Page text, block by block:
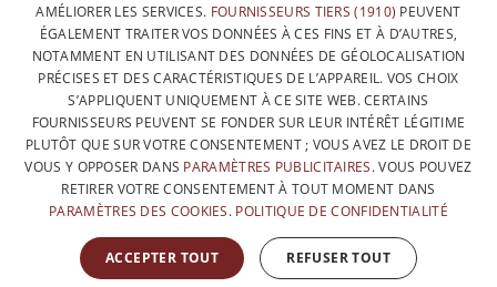
AMÉLIORER LES SERVICES. FOURNISSEURS TIERS (1910) PEUVENT
ÉGALEMENT TRAITER VOS DONNÉES À CES FINS ET À D’AUTRES,
NOTAMMENT EN UTILISANT DES DONNÉES DE GÉOLOCALISATION
PRÉCISES ET DES CARACTÉRISTIQUES DE L’APPAREIL. VOS CHOIX
S’APPLIQUENT UNIQUEMENT À CE SITE WEB. CERTAINS
FOURNISSEURS PEUVENT SE FONDER SUR LEUR INTÉRÊT LÉGITIME
PLUTÔT QUE SUR VOTRE CONSENTEMENT ; VOUS AVEZ LE DROIT DE
VOUS Y OPPOSER DANS PARAMÈTRES PUBLICITAIRES. VOUS POUVEZ
RETIRER VOTRE CONSENTEMENT À TOUT MOMENT DANS
PARAMÈTRES DES COOKIES. POLITIQUE DE CONFIDENTIALITÉ
ACCEPTER TOUT REFUSER TOUT